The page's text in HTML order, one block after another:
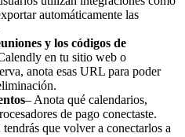
automáticamente las
y los códigos de
en tu sitio web o
anota esas URL para poder
– Anota qué calendarios,
de pago conectaste.
que volver a conectarlos a